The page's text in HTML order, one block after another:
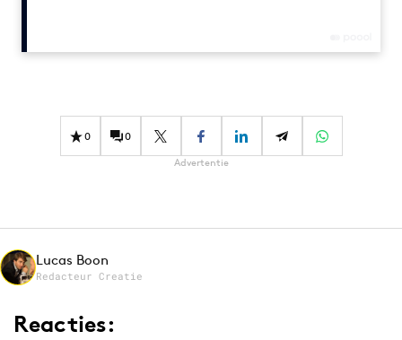
Effectiviteit
Martech
Media
Merkstrategie
0 0
Advertentie
Lucas Boon
Redacteur Creatie
Reacties: